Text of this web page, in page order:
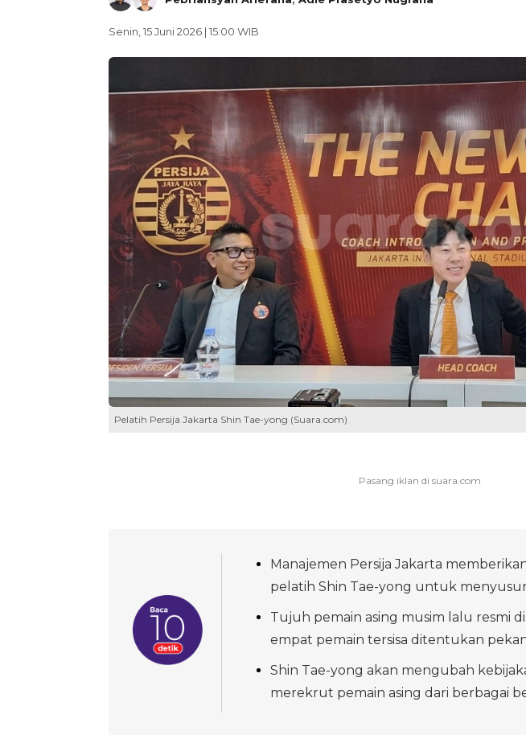
Senin, 15 Juni 2026 | 15:00 WIB
Pelatih Persija Jakarta Shin Tae-yong (Suara.com)
Manajemen Persija Jakarta
pelatih Shin Tae-yong untuk
Tujuh pemain asing musim lalu resmi
empat pemain tersisa ditentukan
Shin Tae-yong akan mengubah
merekrut pemain asing dari berbagai